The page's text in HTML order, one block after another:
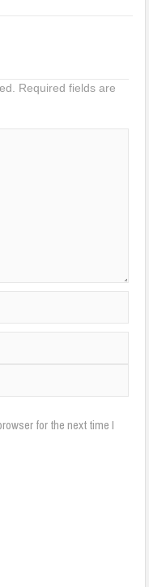
Required fields are
for the next time I